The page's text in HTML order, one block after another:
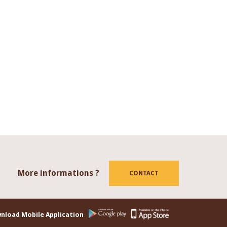
More informations ? CONTACT
Mobile Application